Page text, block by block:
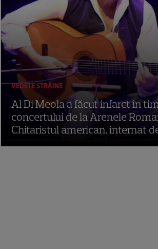
VEDETE STRĂINE
Al Di Meola a făcut infarct în
concertului de la Arenele
Chitaristul american, internat